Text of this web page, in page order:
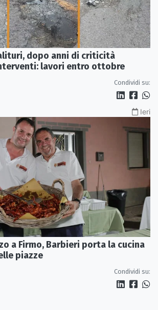
dopo anni di criticità
lavori entro ottobre
Condividi su:
Ieri
a Firmo, Barbieri porta la cucina
piazze
Condividi su: